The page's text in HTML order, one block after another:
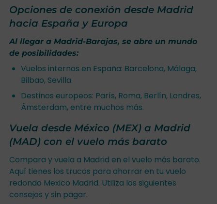
Opciones de conexión desde Madrid
hacia España y Europa
Al llegar a Madrid-Barajas, se abre un mundo
de posibilidades:
Vuelos internos en España: Barcelona, Málaga,
Bilbao, Sevilla.
Destinos europeos: París, Roma, Berlín, Londres,
Ámsterdam, entre muchos más.
Vuela desde México (MEX) a Madrid
(MAD) con el vuelo más barato
Compara y vuela a Madrid en el vuelo más barato.
Aquí tienes los trucos para ahorrar en tu vuelo
redondo Mexico Madrid. Utiliza los siguientes
consejos y sin pagar.